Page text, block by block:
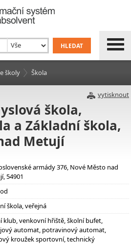
školy Škola
vytisknout
škola,
a Základní škola,
Metují
armády 376, Nové Město nad
54901
škola, veřejná
klub, venkovní hřiště, školní bufet,
automat, potravinový automat,
kroužek sportovní, technický